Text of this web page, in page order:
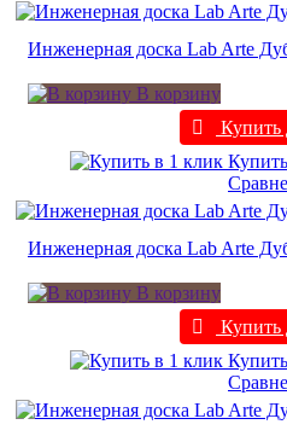
Инженерная доска Lab Arte
В корзину
Купить
Инженерная доска Lab Arte
В корзину
Купить